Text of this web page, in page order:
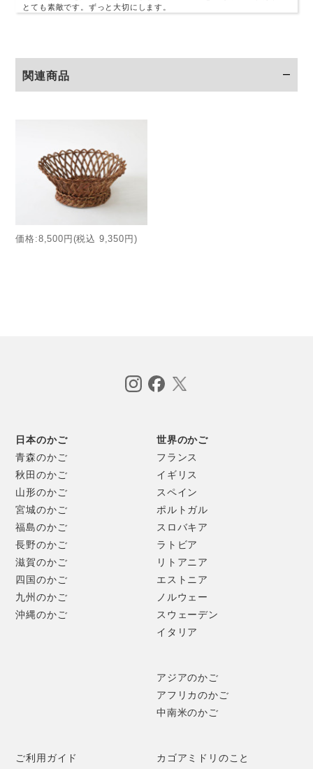
とても素敵です。ずっと大切にします。
関連商品
価格:8,500円(税込 9,350円)
日本のかご
青森のかご
秋田のかご
山形のかご
宮城のかご
福島のかご
長野のかご
滋賀のかご
四国のかご
九州のかご
沖縄のかご
世界のかご
フランス
イギリス
スペイン
ポルトガル
スロバキア
ラトビア
リトアニア
エストニア
ノルウェー
スウェーデン
イタリア
アジアのかご
アフリカのかご
中南米のかご
ご利用ガイド カゴアミドリのこと